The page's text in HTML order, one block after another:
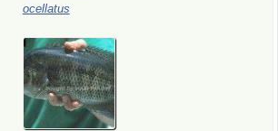
ocellatus